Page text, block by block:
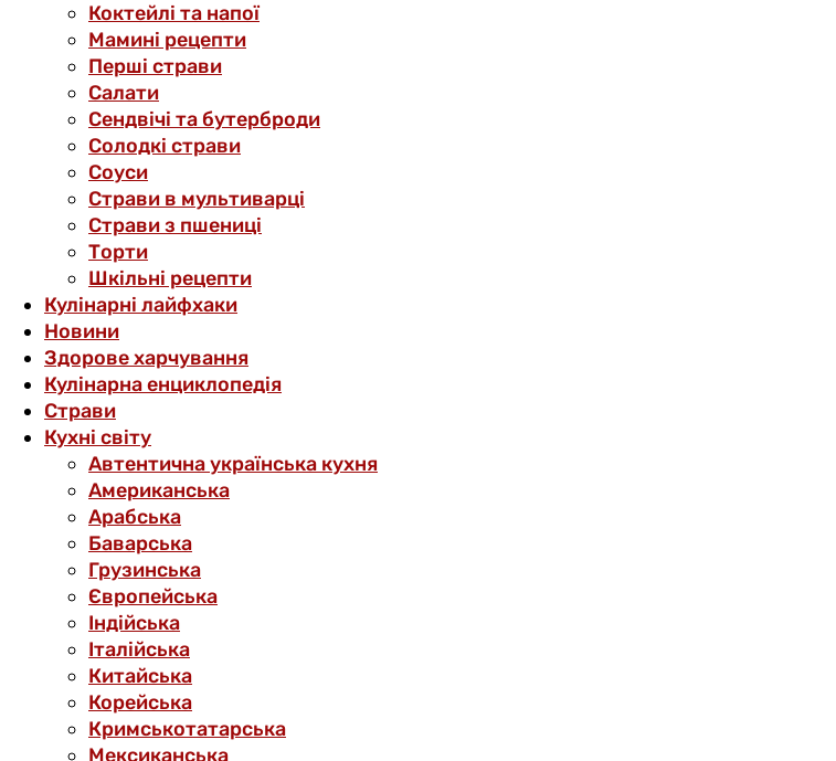
Коктейлі та напої
Мамині рецепти
Перші страви
Салати
Сендвічі та бутерброди
Солодкі страви
Соуси
Страви в мультиварці
Страви з пшениці
Торти
Шкільні рецепти
Кулінарні лайфхаки
Новини
Здорове харчування
Кулінарна енциклопедія
Страви
Кухні світу
Автентична українська кухня
Американська
Арабська
Баварська
Грузинська
Європейська
Індійська
Італійська
Китайська
Корейська
Кримськотатарська
Мексиканська